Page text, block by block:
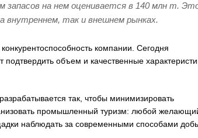
запасов на нем оценивается в 140 млн т.
внутреннем, так и внешнем рынках.
компании. Сегодня
подтвердить объем и качественные
так, чтобы минимизировать
промышленный туризм: любой
наблюдать за современными способами